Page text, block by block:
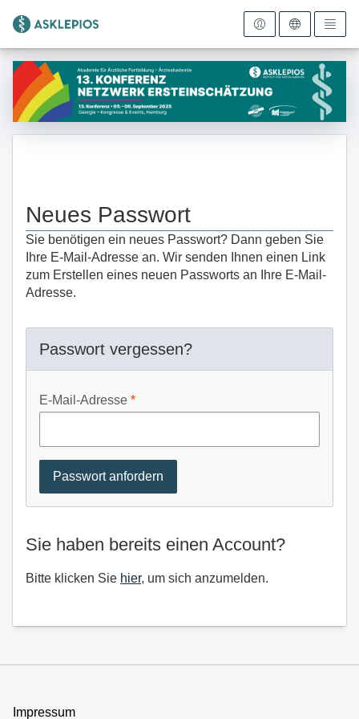
Zur Startseite
Neues Passwort
Sie benötigen ein neues Passwort? Dann geben Sie
Ihre E-Mail-Adresse an. Wir senden Ihnen einen Link
zum Erstellen eines neuen Passworts an Ihre E-Mail-
Adresse.
Passwort vergessen?
E-Mail-Adresse
Sie haben bereits einen Account?
Bitte klicken Sie hier, um sich anzumelden.
Impressum